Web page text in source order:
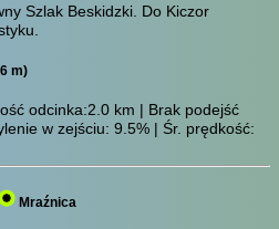
Szlak Beskidzki. Do Kiczor
m)
odcinka:2.0 km | Brak podejść
w zejściu: 9.5% | Śr. prędkość:
Mraźnica